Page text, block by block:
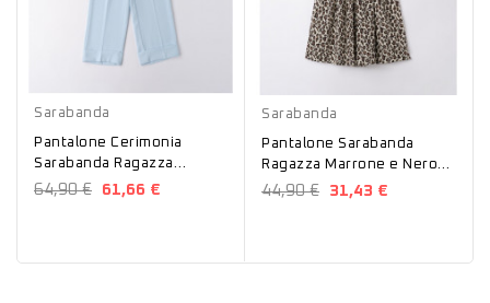
Sarabanda
Pantalone Cerimonia
Sarabanda Ragazza
Azzurro B529
64,90 € 61,66 €
Sarabanda
Pantalone Sarabanda
Ragazza Marrone e Nero
B555
44,90 € 31,43 €